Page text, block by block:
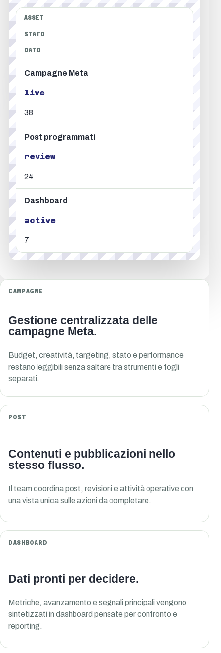
ASSET
STATO
DATO
Campagne Meta
live
38
Post programmati
review
24
Dashboard
active
7
CAMPAGNE
Gestione centralizzata delle
campagne Meta.
Budget, creatività, targeting, stato e performance
restano leggibili senza saltare tra strumenti e fogli
separati.
POST
Contenuti e pubblicazioni nello
stesso flusso.
Il team coordina post, revisioni e attività operative con
una vista unica sulle azioni da completare.
DASHBOARD
Dati pronti per decidere.
Metriche, avanzamento e segnali principali vengono
sintetizzati in dashboard pensate per confronto e
reporting.